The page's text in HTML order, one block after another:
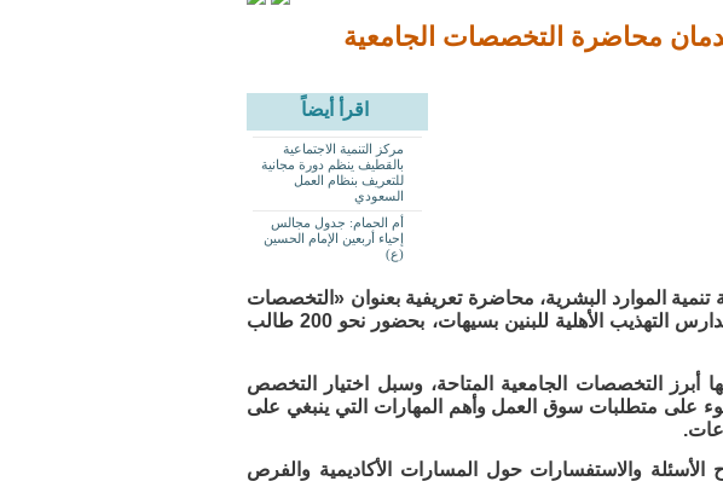
محاضرة التخصصات الجامعية
اقرأ أيضاً
مركز التنمية الاجتماعية
بالقطيف ينظم دورة مجانية
للتعريف بنظام العمل
السعودي
أم الحمام: جدول مجالس
إحياء أربعين الإمام الحسين
(ع)
الموارد البشرية، محاضرة تعريفية بعنوان «التخصصات
الجامعية»، وذلك صباح يوم الثلاثاء 2026/5/5م، في مجمع مدارس التهذيب الأهلية للبنين بسيهات، بحضور نحو 200 طالب
أبرز التخصصات الجامعية المتاحة، وسبل اختيار التخصص
على متطلبات سوق العمل وأهم المهارات التي ينبغي على
والاستفسارات حول المسارات الأكاديمية والفرص